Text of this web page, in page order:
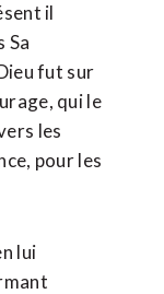
il
Sa
fut sur
qui le
les
pour les
lui